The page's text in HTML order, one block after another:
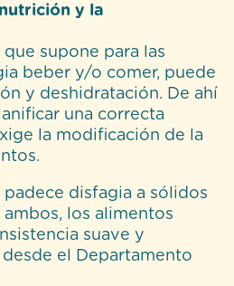
y la
supone para las
beber y/o comer, puede
y deshidratación. De ahí
una correcta
la modificación de la
padece disfagia a sólidos
los alimentos
suave y
el Departamento